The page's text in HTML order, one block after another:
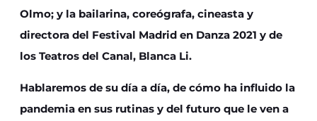
Olmo; y la bailarina, coreógrafa, cineasta y
directora del Festival Madrid en Danza 2021 y de
los Teatros del Canal, Blanca Li.
Hablaremos de su día a día, de cómo ha influido la
pandemia en sus rutinas y del futuro que le ven a